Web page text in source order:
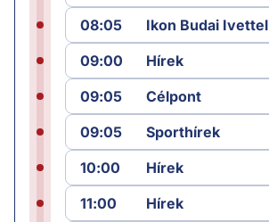
08:05
Ikon Budai Ivettel
09:00
Hírek
09:05
Célpont
09:05
Sporthírek
10:00
Hírek
11:00
Hírek